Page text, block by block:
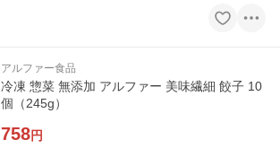
アルファー食品
冷凍 惣菜 無添加 アルファー 美味繊細 餃子 10
個（245g）
758円